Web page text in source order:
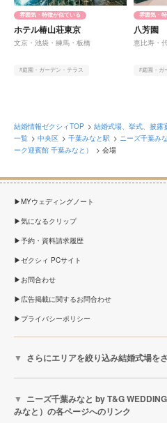
雰囲気・特徴が似ている
ホテル椿山荘東京
文京・池袋・練馬・板橋
#庭園・ガーデン・テラス
雰囲気・
八芳園
恵比寿・
#庭園・ガ
結婚情報ゼクシィTOP 結婚式場、挙式、披露
一覧
中央区 千葉みなと駅
ニーズ千葉み
ーク迎賓館 千葉みなと）
会場
MYウェディングノート
気になるクリップ
予約・資料請求履歴
ゼクシィ PCサイト
お問合わせ
広告掲載に関するお問合わせ
プライバシーポリシー
さらにエリアを絞り込み結婚式場を
ニーズ千葉みなと by T&G
みなと）の各ページへのリンク